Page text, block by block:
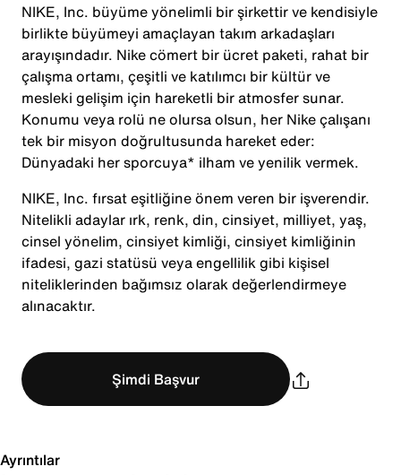
NIKE, Inc. büyüme yönelimli bir şirkettir ve kendisiyle
birlikte büyümeyi amaçlayan takım arkadaşları
arayışındadır. Nike cömert bir ücret paketi, rahat bir
çalışma ortamı, çeşitli ve katılımcı bir kültür ve
mesleki gelişim için hareketli bir atmosfer sunar.
Konumu veya rolü ne olursa olsun, her Nike çalışanı
tek bir misyon doğrultusunda hareket eder:
Dünyadaki her sporcuya* ilham ve yenilik vermek.
NIKE, Inc. fırsat eşitliğine önem veren bir işverendir.
Nitelikli adaylar ırk, renk, din, cinsiyet, milliyet, yaş,
cinsel yönelim, cinsiyet kimliği, cinsiyet kimliğinin
ifadesi, gazi statüsü veya engellilik gibi kişisel
niteliklerinden bağımsız olarak değerlendirmeye
alınacaktır.
Şimdi Başvur
Ayrıntılar